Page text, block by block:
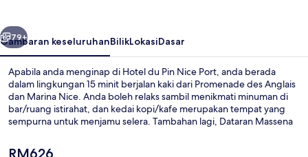
Seterusnya
79+
Gambaran keseluruhanBilikLokasiDasar
Apabila anda menginap di Hotel du Pin Nice Port, anda berada
dalam lingkungan 15 minit berjalan kaki dari Promenade des Anglais
dan Marina Nice. Anda boleh relaks sambil menikmati minuman di
bar/ruang istirahat, dan kedai kopi/kafe merupakan tempat yang
sempurna untuk menjamu selera. Tambahan lagi, Dataran Massena
minit untuk tiba dengan menaiki kenderaan. Kakitangan dan lokasi
Harga
RM626